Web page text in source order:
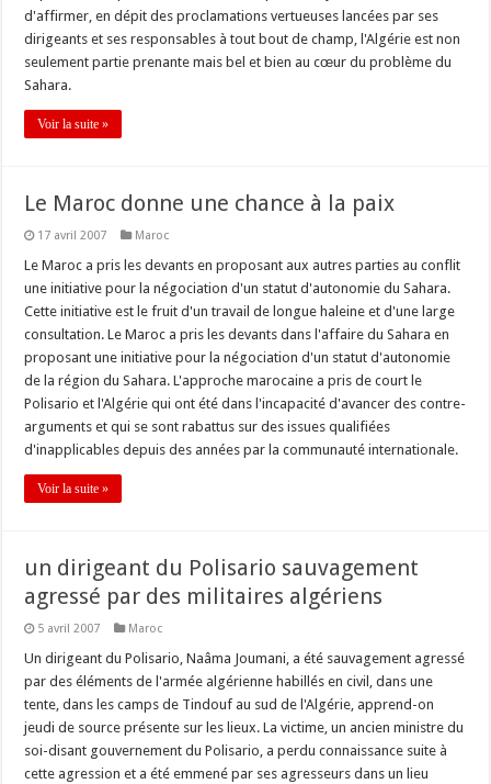
d'affirmer, en dépit des proclamations vertueuses lancées par ses
dirigeants et ses responsables à tout bout de champ, l'Algérie est non
seulement partie prenante mais bel et bien au cœur du problème du
Sahara.
Voir la suite »
Le Maroc donne une chance à la paix
17 avril 2007 Maroc
Le Maroc a pris les devants en proposant aux autres parties au conflit
une initiative pour la négociation d'un statut d'autonomie du Sahara.
Cette initiative est le fruit d'un travail de longue haleine et d'une large
consultation. Le Maroc a pris les devants dans l'affaire du Sahara en
proposant une initiative pour la négociation d'un statut d'autonomie
de la région du Sahara. L'approche marocaine a pris de court le
Polisario et l'Algérie qui ont été dans l'incapacité d'avancer des contre-
arguments et qui se sont rabattus sur des issues qualifiées
d'inapplicables depuis des années par la communauté internationale.
Voir la suite »
un dirigeant du Polisario sauvagement
agressé par des militaires algériens
5 avril 2007 Maroc
Un dirigeant du Polisario, Naâma Joumani, a été sauvagement agressé
par des éléments de l'armée algérienne habillés en civil, dans une
tente, dans les camps de Tindouf au sud de l'Algérie, apprend-on
jeudi de source présente sur les lieux. La victime, un ancien ministre du
soi-disant gouvernement du Polisario, a perdu connaissance suite à
cette agression et a été emmené par ses agresseurs dans un lieu